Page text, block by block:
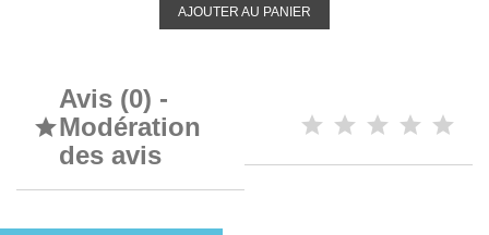
AJOUTER AU PANIER

Avis (0) -
Modération
des avis